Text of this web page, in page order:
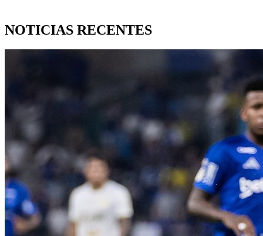
NOTICIAS RECENTES